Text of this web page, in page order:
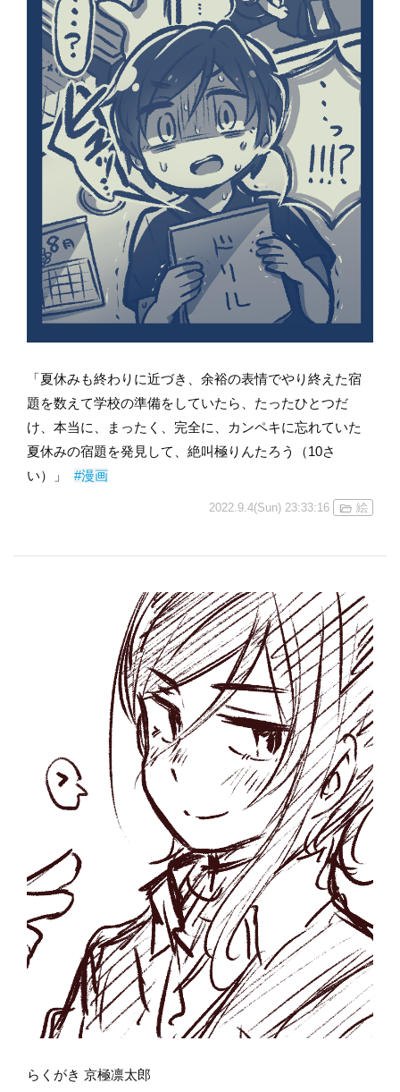
「夏休みも終わりに近づき、余裕の表情でやり終えた宿
題を数えて学校の準備をしていたら、たったひとつだ
け、本当に、まったく、完全に、カンペキに忘れていた
夏休みの宿題を発見して、絶叫極りんたろう（10さ
い）」 #漫画
2022.9.4(Sun) 23:33:16 絵
らくがき 京極凛太郎